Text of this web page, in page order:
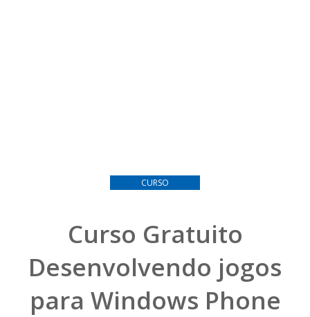
CURSO
Curso Gratuito
Desenvolvendo jogos
para Windows Phone